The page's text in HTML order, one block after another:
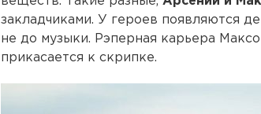
закладчиками. У героев появляются
не до музыки. Рэперная карьера
прикасается к скрипке.